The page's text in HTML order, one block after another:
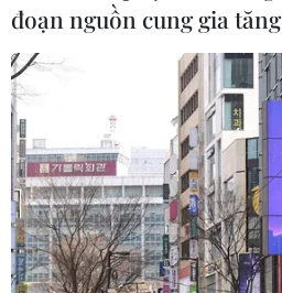
đoạn nguồn cung gia tăng